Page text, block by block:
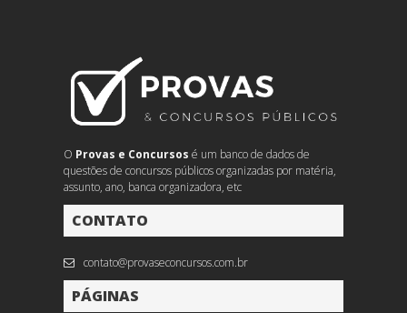
O Provas e Concursos é um banco de dados de
questões de concursos públicos organizadas por matéria,
assunto, ano, banca organizadora, etc
CONTATO
contato@provaseconcursos.com.br
PÁGINAS